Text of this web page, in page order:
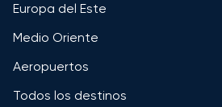
Europa del Este
Medio Oriente
Aeropuertos
Todos los destinos